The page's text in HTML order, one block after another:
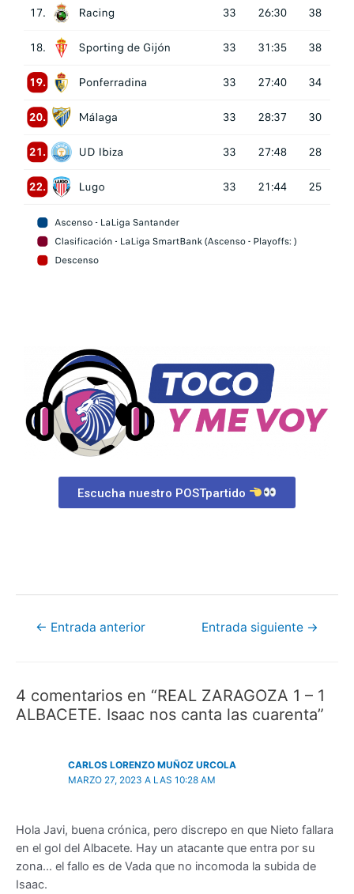
Escucha nuestro POSTpartido
← Entrada anterior Entrada siguiente →
4 comentarios en “REAL ZARAGOZA 1 – 1
ALBACETE. Isaac nos canta las cuarenta”
CARLOS LORENZO MUÑOZ URCOLA
MARZO 27, 2023 A LAS 10:28 AM
Hola Javi, buena crónica, pero discrepo en que Nieto fallara
en el gol del Albacete. Hay un atacante que entra por su
zona… el fallo es de Vada que no incomoda la subida de
Isaac.